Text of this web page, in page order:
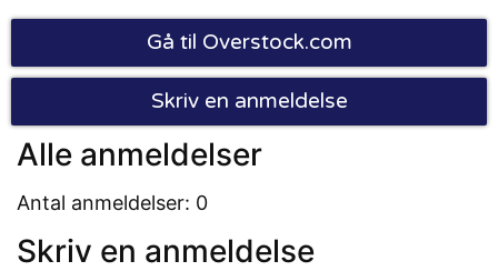
Gå til Overstock.com
Skriv en anmeldelse
Alle anmeldelser
Antal anmeldelser: 0
Skriv en anmeldelse